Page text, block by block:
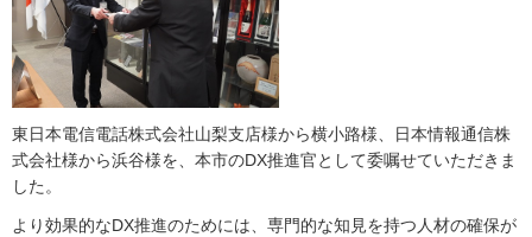
東日本電信電話株式会社山梨支店様から横小路様、日本情報通信株
式会社様から浜谷様を、本市のDX推進官として委嘱せていただきま
した。
より効果的なDX推進のためには、専門的な知見を持つ人材の確保が